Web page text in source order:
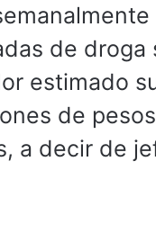
de droga
estimado
de pesos
a decir de